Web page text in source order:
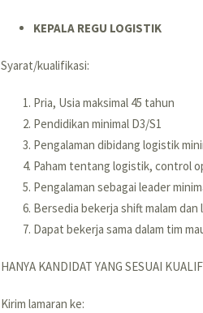
KEPALA REGU LOGISTIK
Syarat/kualifikasi:
Pria, Usia maksimal 45 tahun
Pendidikan minimal D3/S1
Pengalaman dibidang logistik
Paham tentang logistik, control
Pengalaman sebagai leader
Bersedia bekerja shift malam dan
Dapat bekerja sama dalam tim
HANYA KANDIDAT YANG SESUAI
Kirim lamaran ke: